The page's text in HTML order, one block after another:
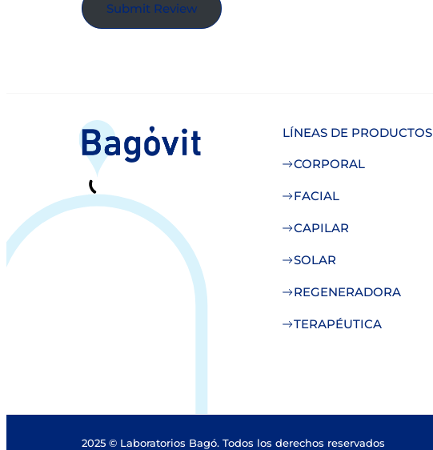
Submit Review
LÍNEAS DE PRODUCTOS
CORPORAL
FACIAL
CAPILAR
SOLAR
REGENERADORA
TERAPÉUTICA
2025 © Laboratorios Bagó. Todos los derechos reservados